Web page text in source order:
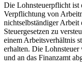
Die Lohnsteuerpflicht ist
Verpflichtung von
nichtselbständiger Arbeit
Steuergesetzen zu
einem Arbeitsverhältnis
erhalten. Die
und an das Finanzamt